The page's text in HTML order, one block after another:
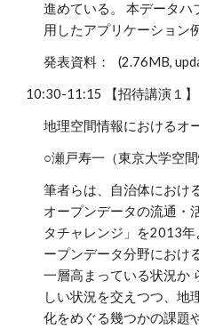
進めている。 本データハ
用したアプリケーション
発表資料： (2.76MB,
10:30-11:15 【招待講演１
地理空間情報におけるオ
○瀬戸寿一（東京大学空
筆者らは、自治体におけ
オープンデータの流通・
タチャレンジ」を2013
ープンデータ分野におけ
一層高まっている状況か
しい状況を交えつつ、地
化をめぐる幾つかの課題